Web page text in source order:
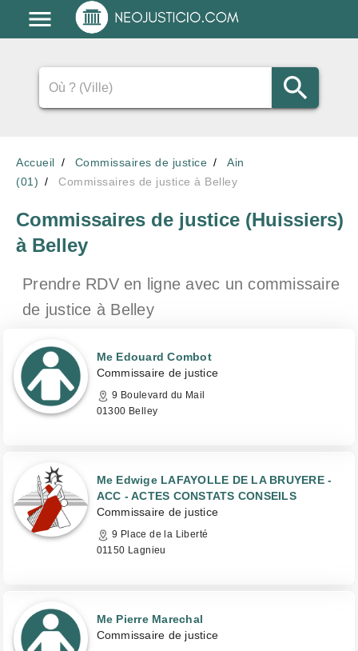
Accueil Commissaires de justice
Ain
(01)
Commissaires de justice à Belley
Commissaires de justice (Huissiers)
à Belley
Prendre RDV en ligne avec un commissaire
de justice à Belley
Me Edouard Combot
Commissaire de justice
9 Boulevard du Mail
01300 Belley
Me Edwige LAFAYOLLE DE LA BRUYERE -
ACC - ACTES CONSTATS CONSEILS
Commissaire de justice
9 Place de la Liberté
01150 Lagnieu
Me Pierre Marechal
Commissaire de justice